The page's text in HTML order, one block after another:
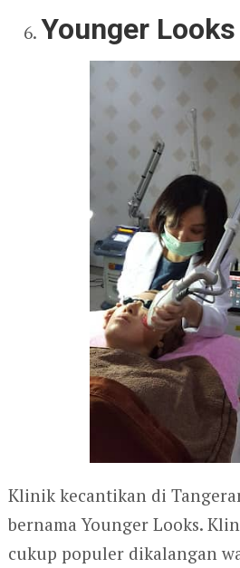
Younger
Klinik kecantikan di
bernama Younger Looks.
cukup populer dikalangan